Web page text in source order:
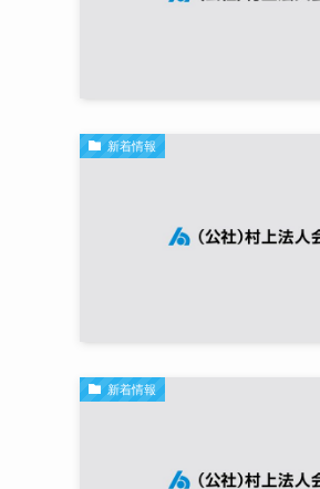
新着情報
新着情報